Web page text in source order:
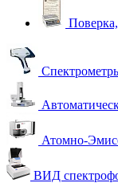
Атомно-
ВИД